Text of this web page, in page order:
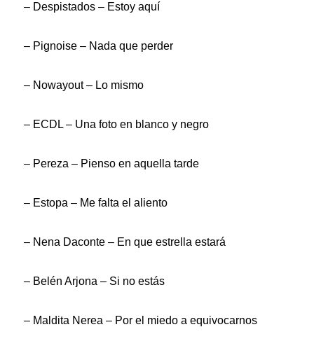
– Despistados – Estoy aquí
– Pignoise – Nada que perder
– Nowayout – Lo mismo
– ECDL – Una foto en blanco y negro
– Pereza – Pienso en aquella tarde
– Estopa – Me falta el aliento
– Nena Daconte – En que estrella estará
– Belén Arjona – Si no estás
– Maldita Nerea – Por el miedo a equivocarnos